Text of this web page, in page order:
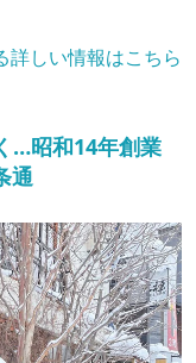
詳しい情報はこちら
…昭和14年創業
通